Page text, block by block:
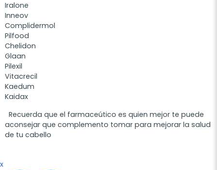
Iralone
Inneov
Complidermol
Pilfood
Chelidon
Glaan
Pilexil
Vitacrecil
Kaedum
Kaidax
Recuerda que el farmaceútico es quien mejor te puede
aconsejar que complemento tomar para mejorar la salud
de tu cabello
x